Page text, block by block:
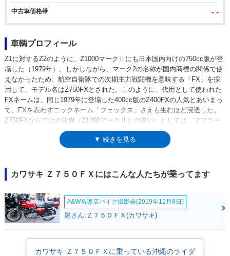
中古車価格帯 - -
車輌プロフィール
Z1に対するZ2のように、Z1000マークⅡにも日本国内向けの750cc版が登
場した（1979年）。しかしながら、マーク2の名称が国内商標の関係で使
えなかったため、航空自衛隊での次期主力戦闘機を意味する「FX」を採
用して、モデル名はZ750FXとされた。このように、代用として使われた
FXネームは、同じ1979年に登場した400cc版のZ400FXの人気とあいまっ
て、FXを表わすニックネーム「フェックス」さえも生むほど浸透した。
Z750FXならではの装備（Z1000マークⅡとの違い）としては、マフラー
の後端にリバースコーンがあったこと。樹脂製のリアフェンダーも、日本
国内向けとしては初採用だった。80年のFXⅡではエンジンを変更し、
お、FXとは、「FIGHTER EXPERIMENTAL」のFIGHTERからFを、
EXPERIMENTAL（実験的や試行の意）から2文字目のXを取ったもの。
▼ 続きを見る
カワサキ Ｚ７５０ＦＸにはこんな人たちが乗ってます
A&W名護店バイク撮影会(2019年12月8日)
晃さん:Ｚ７５０ＦＸ(カワサキ)
カワサキ Ｚ７５０ＦＸに乗っている沖縄のライダ